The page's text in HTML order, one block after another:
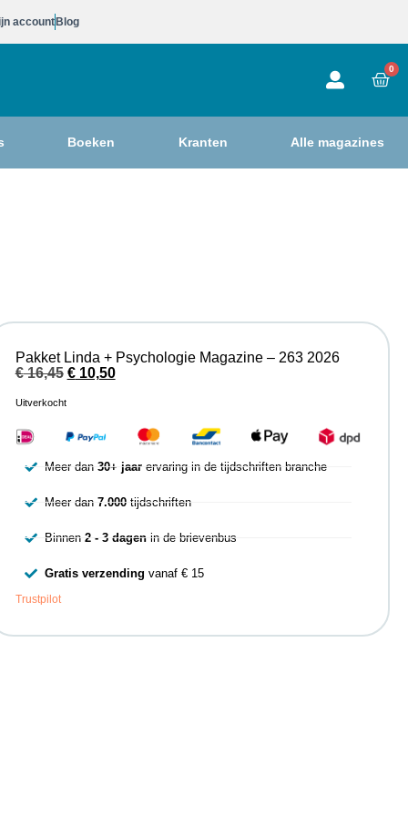
account Blog
0
Boeken Kranten Alle magazines
Pakket Linda + Psychologie Magazine – 263 2026
€16,45 €10,50
Uitverkocht
Meer dan30+ jaar ervaring in de tijdschriften branche
Meer dan7.000 tijdschriften
Binnen2 - 3 dagen in de brievenbus
Gratis verzending vanaf € 15
Trustpilot